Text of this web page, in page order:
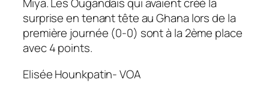
surprise en tenant tête au Ghana lors de la
première journée (0-0) sont à la 2ème place
avec 4 points.
Elisée Hounkpatin- VOA